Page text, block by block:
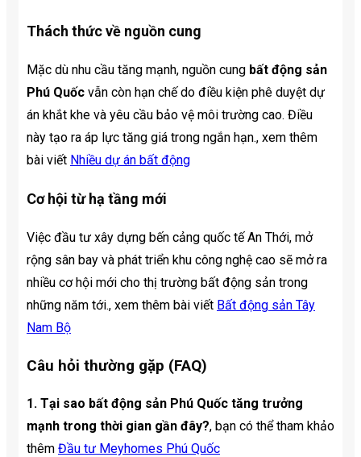
Thách thức về nguồn cung
Mặc dù nhu cầu tăng mạnh, nguồn cung bất động sản
Phú Quốc vẫn còn hạn chế do điều kiện phê duyệt dự
án khắt khe và yêu cầu bảo vệ môi trường cao. Điều
này tạo ra áp lực tăng giá trong ngắn hạn., xem thêm
bài viết Nhiều dự án bất động
Cơ hội từ hạ tầng mới
Việc đầu tư xây dựng bến cảng quốc tế An Thới, mở
rộng sân bay và phát triển khu công nghệ cao sẽ mở ra
nhiều cơ hội mới cho thị trường bất động sản trong
những năm tới., xem thêm bài viết Bất động sản Tây
Nam Bộ
Câu hỏi thường gặp (FAQ)
1. Tại sao bất động sản Phú Quốc tăng trưởng
mạnh trong thời gian gần đây?, bạn có thể tham khảo
thêm Đầu tư Meyhomes Phú Quốc